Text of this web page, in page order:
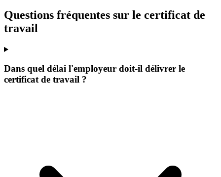
Questions fréquentes sur le certificat de
travail
Dans quel délai l'employeur doit-il délivrer le
certificat de travail ?